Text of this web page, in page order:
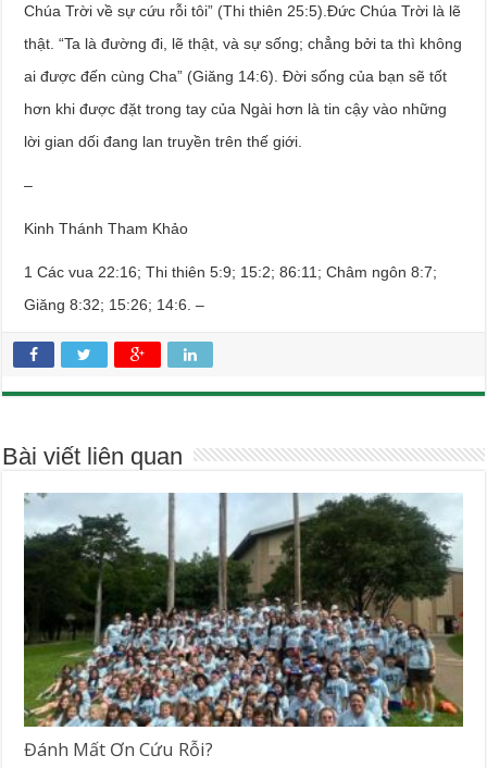
Chúa Trời về sự cứu rỗi tôi” (Thi thiên 25:5).Đức Chúa Trời là lẽ
thật. “Ta là đường đi, lẽ thật, và sự sống; chẳng bởi ta thì không
ai được đến cùng Cha” (Giăng 14:6). Đời sống của bạn sẽ tốt
hơn khi được đặt trong tay của Ngài hơn là tin cậy vào những
lời gian dối đang lan truyền trên thế giới.
–
Kinh Thánh Tham Khảo
1 Các vua 22:16; Thi thiên 5:9; 15:2; 86:11; Châm ngôn 8:7;
Giăng 8:32; 15:26; 14:6. –
Bài viết liên quan
Đánh Mất Ơn Cứu Rỗi?